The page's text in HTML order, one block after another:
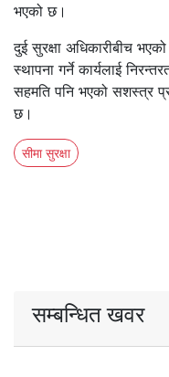
भएको छ।
दुई सुरक्षा अधिकारीबीच
स्थापना गर्ने कार्यलाई
सहमति पनि भएको सशस्त्र
छ।
सीमा सुरक्षा
सम्बन्धित खवर